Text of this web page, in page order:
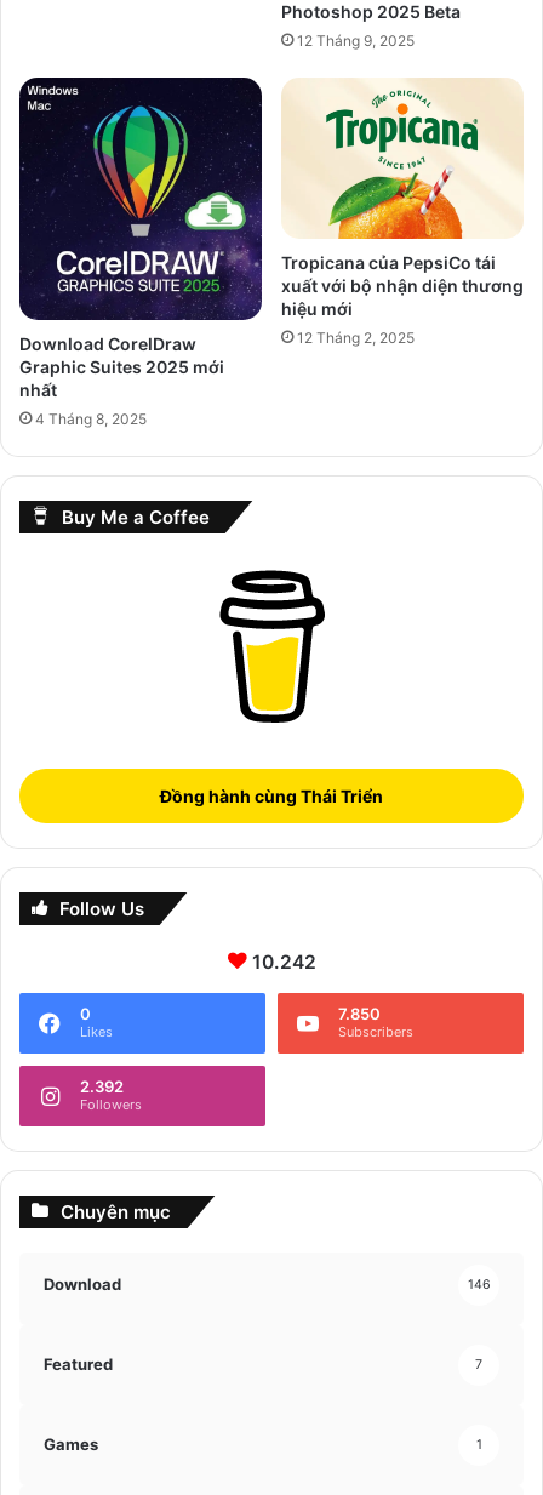
Photoshop 2025 Beta
12 Tháng 9, 2025
Download CorelDraw
Graphic Suites 2025 mới
nhất
4 Tháng 8, 2025
Tropicana của PepsiCo tái
xuất với bộ nhận diện thương
hiệu mới
12 Tháng 2, 2025
Buy Me a Coffee
Đồng hành cùng Thái Triển
Follow Us
10.242
0
Likes
7.850
Subscribers
2.392
Followers
Chuyên mục
Download 146
Featured 7
Games 1